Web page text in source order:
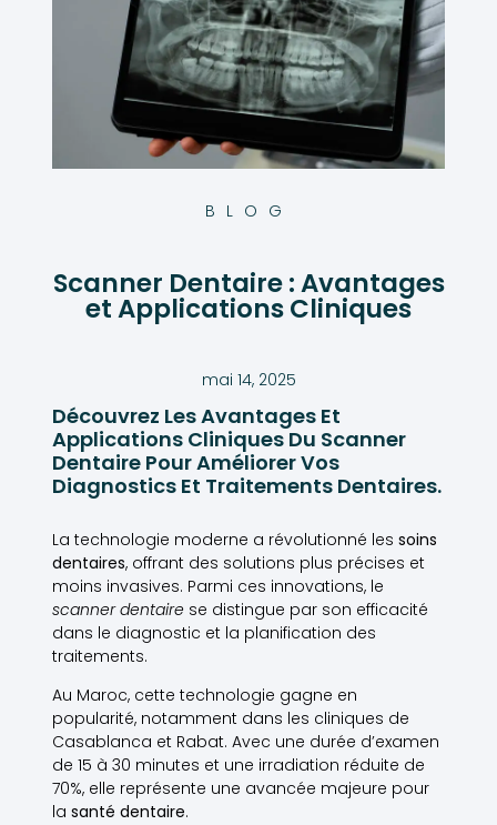
BLOG
Scanner Dentaire : Avantages
et Applications Cliniques
mai 14, 2025
Découvrez Les Avantages Et
Applications Cliniques Du Scanner
Dentaire Pour Améliorer Vos
Diagnostics Et Traitements Dentaires.
La technologie moderne a révolutionné les soins
dentaires, offrant des solutions plus précises et
moins invasives. Parmi ces innovations, le
scanner dentairese distingue par son efficacité
dans le diagnostic et la planification des
traitements.
Au Maroc, cette technologie gagne en
popularité, notamment dans les cliniques de
Casablanca et Rabat. Avec une durée d’examen
de 15 à 30 minutes et une irradiation réduite de
70%, elle représente une avancée majeure pour
la santé dentaire.